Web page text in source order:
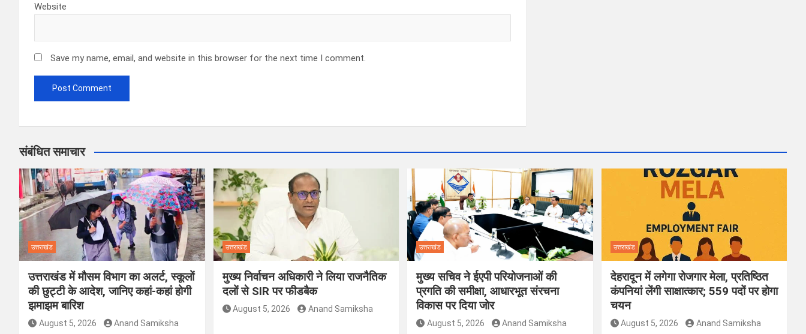
Website
Save my name, email, and website in this browser for the next time I comment.
संबंधित समाचार
उत्तराखंड
उत्तराखंड में मौसम विभाग का अलर्ट, स्कूलों
की छुट्टी के आदेश, जानिए कहां-कहां होगी
झमाझम बारिश
August 5, 2026 Anand Samiksha
उत्तराखंड
मुख्य निर्वाचन अधिकारी ने लिया राजनैतिक
दलों से SIR पर फीडबैक
August 5, 2026 Anand Samiksha
उत्तराखंड
मुख्य सचिव ने ईएपी परियोजनाओं की
प्रगति की समीक्षा, आधारभूत संरचना
विकास पर दिया जोर
August 5, 2026 Anand Samiksha
उत्तराखंड
देहरादून में लगेगा रोजगार मेला, प्रतिष्ठित
कंपनियां लेंगी साक्षात्कार; 559 पदों पर होगा
चयन
August 5, 2026 Anand Samiksha